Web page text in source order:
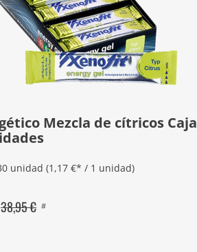
Mezcla de cítricos Caja
unidad (1,17 €* / 1 unidad)
38,95 € #